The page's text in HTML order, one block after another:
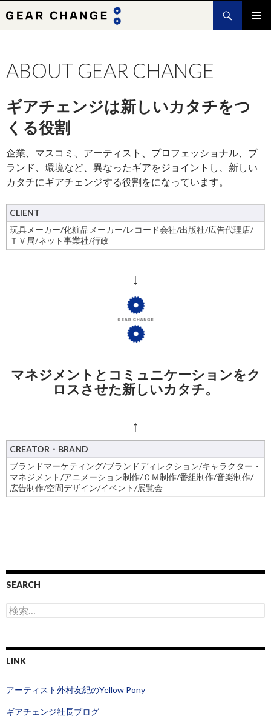
検
索
ン
ツ
ス
キ
ッ
ABOUT GEAR CHANGE
ギアチェンジは新しいカタチをつ
くる役割
企業、マスコミ、アーティスト、プロフェッショナル、ブ
ランド、環境など、異なったギアをジョイントし、新しい
カタチにギアチェンジする役割をになっています。
CLIENT
玩具メーカー/化粧品メーカー/レコード会社/出版社/広告代理店/
ＴＶ局/ネット事業社/行政
↓
マネジメントとコミュニケーションをク
ロスさせた新しいカタチ。
↑
CREATOR・BRAND
ブランドマーケティング/ブランドディレクション/キャラクター・
マネジメント/アニメーション制作/ＣＭ制作/番組制作/音楽制作/
広告制作/空間デザイン/イベント/展覧会
SEARCH
検
索
LINK
アーティスト外村友紀のYellow Pony
ギアチェンジ社長ブログ